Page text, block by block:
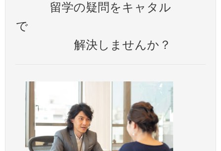
留学の疑問をキャタル
で
解決しませんか？